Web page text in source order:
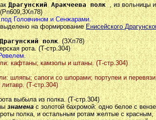
Драгунский Аракчеева полк, из вольницы и
Головчином и Сенжарами.
выделено на формированиеЕнисейского
полк. (ЗХп78)
рота. (Т-стр.304)
кафтаны; камзолы и штаны. (Т-стр.304)
шляпы; сапоги со шпорами; портупеи и
(Т-стр.304)
выбыла из полка. (Т-стр.304)
знаменас золотой бахромой: одно белое с
полка, и остальным ротам желтые с красным,